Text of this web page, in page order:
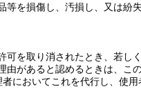
を損傷し、汚損し、又は紛
を取り消されたとき、若し
由があると認めるときは、この
においてこれを代行し、使用